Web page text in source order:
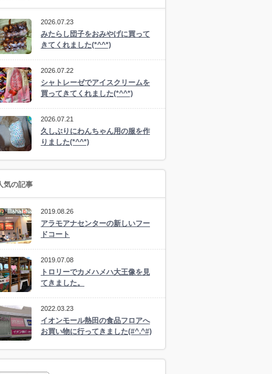
2026.07.23
みたらし団子をおみやげに買って
きてくれました(*^^*)
2026.07.22
シャトレーゼでアイスクリームを
買ってきてくれました(*^^*)
2026.07.21
久しぶりにわんちゃん用の服を作
りました(*^^*)
気の記事
2019.08.26
アラモアナセンターの新しいフー
ドコート
2019.07.08
トロリーでカメハメハ大王像を見
てきました。
2022.03.23
イオンモール熱田の食品フロアへ
お買い物に行ってきました(#^.^#)